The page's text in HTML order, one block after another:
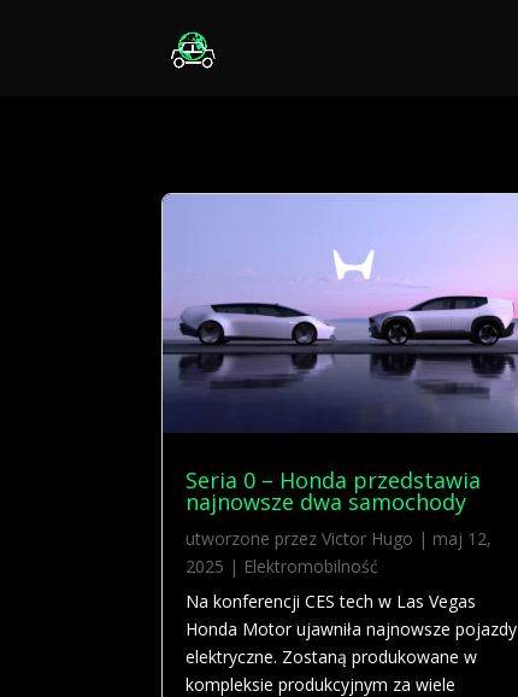
Seria 0 – Honda przedstawia
najnowsze dwa samochody
utworzone przezVictor Hugo | maj 12,
2025 | Elektromobilność
Na konferencji CES tech w Las Vegas
Honda Motor ujawniła najnowsze pojazdy
elektryczne. Zostaną produkowane w
kompleksie produkcyjnym za wiele